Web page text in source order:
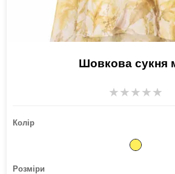
Шовкова сукня
★★★★★
Колір
Розміри